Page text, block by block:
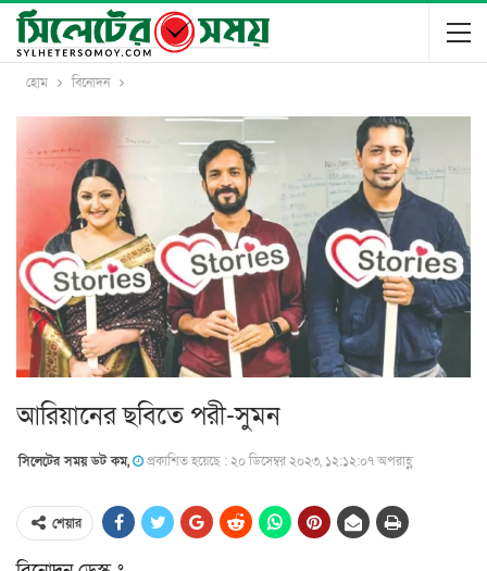
হোম বিনোদন
আরিয়ানের ছবিতে পরী-সুমন
সিলেটের সময় ডট কম, প্রকাশিত হয়েছে : ২০ ডিসেম্বর ২০২৩, ১২:১২:০৭ অপরাহ্ণ
শেয়ার